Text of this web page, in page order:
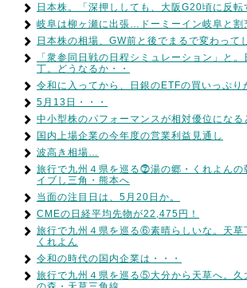
日本株。「深押ししても、大阪G20頃に反転
岐阜は柳ヶ瀬に出張…ドーミーイン岐阜と割
日本株の相場、GW前と後でまるで変わって
「衆参同日戦の日程シミュレーション」と
丁。どうなるか・・
令和に入ってから、日銀のETFの買いっぷり
5月13日・・・
中小型株のパフォーマンスが相対優位になる
国内上場企業の今年度の営業利益見通し
波高き相場…
旅行で九州４県を巡る⓻湯の郷・くれよんの
イブし三角・熊本へ
当面の注目日は、5月20日か。
CMEの日経平均先物が22,475円！
旅行で九州４県を巡る⑥素晴らしいな。天草
くれよん
令和の時代の国内企業は・・・
旅行で九州４県を巡る⑤大分から天草へ。久